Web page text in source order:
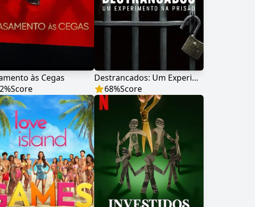
às Cegas
%Score
Destrancados: Um Experimento na Prisão
68%Score